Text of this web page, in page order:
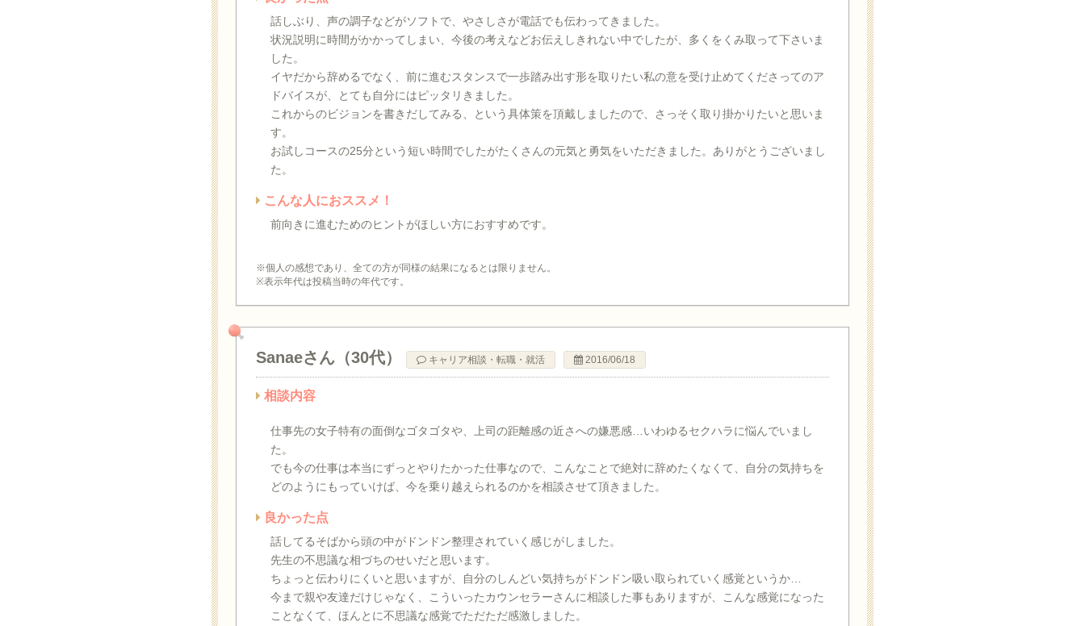
話しぶり、声の調子などがソフトで、やさしさが電話でも伝わってきました。
状況説明に時間がかかってしまい、今後の考えなどお伝えしきれない中でしたが、多くをくみ取って下さいま
した。
イヤだから辞めるでなく、前に進むスタンスで一歩踏み出す形を取りたい私の意を受け止めてくださってのア
ドバイスが、とても自分にはピッタリきました。
これからのビジョンを書きだしてみる、という具体策を頂戴しましたので、さっそく取り掛かりたいと思いま
す。
お試しコースの25分という短い時間でしたがたくさんの元気と勇気をいただきました。ありがとうございまし
た。
こんな人におススメ！
前向きに進むためのヒントがほしい方におすすめです。
※個人の感想であり、全ての方が同様の結果になるとは限りません。
※表示年代は投稿当時の年代です。
Sanaeさん（30代） キャリア相談・転職・就活 2016/06/18
相談内容
仕事先の女子特有の面倒なゴタゴタや、上司の距離感の近さへの嫌悪感…いわゆるセクハラに悩んでいまし
た。
でも今の仕事は本当にずっとやりたかった仕事なので、こんなことで絶対に辞めたくなくて、自分の気持ちを
どのようにもっていけば、今を乗り越えられるのかを相談させて頂きました。
良かった点
話してるそばから頭の中がドンドン整理されていく感じがしました。
先生の不思議な相づちのせいだと思います。
ちょっと伝わりにくいと思いますが、自分のしんどい気持ちがドンドン吸い取られていく感覚というか…
今まで親や友達だけじゃなく、こういったカウンセラーさんに相談した事もありますが、こんな感覚になった
ことなくて、ほんとに不思議な感覚でただただ感激しました。